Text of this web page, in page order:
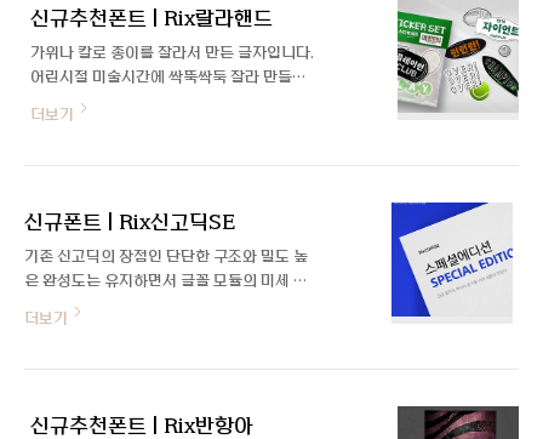
산스에 부드러운 느낌을 주고자 하였..
ai(벡터이미지)파일로 된 캘리그라피 '향
음/모음 730개+숫자 12개+제작샘플+전각/
을 볼 수 있습니다. *캘리그라피 종류에 따라
쓰기 다음은 새 창을 열어서 향기 '폰트'로 내
생각해놓고 작업을 해야 훨씬 효율적~! #3
특정 글자..
신규추천폰트 | Rix랄라핸드
가위나 칼로 종이를 잘라서 만든 글자입니다.
어린시절 미술시간에 싹뚝싹둑 잘라 만들기
하던 즐거운 기억을 담아 제작하였습니다. 가
로세로 자유로운 획대비와 비대칭한 자소, 삐
더보기
신규폰트 | Rix신고딕SE
기존 신고딕의 장점인 단단한 구조와 밀도 높
은 완성도는 유지하면서 글꼴 모듈의 미세 조
정을 통해 심미적 안정성을 높이고, 라틴어
확장을 추가하여 더 높은 사용성을 제공합니
더보기
신규추천폰트 | Rix반항아